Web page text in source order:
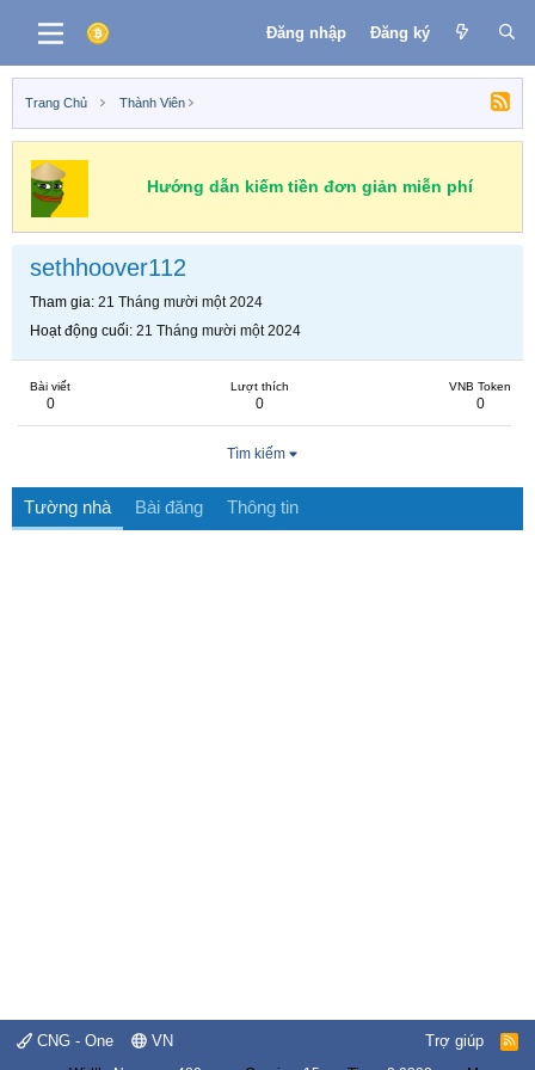
Đăng nhập Đăng ký
Trang Chủ Thành Viên
Hướng dẫn kiếm tiền đơn giản miễn phí
sethhoover112
Tham gia 21 Tháng mười một 2024
Hoạt động cuối 21 Tháng mười một 2024
Bài viết
0
Lượt thích
0
VNB Token
0
Tìm kiếm
Tường nhà Bài đăng Thông tin
CNG - One VN Trợ giúp
R